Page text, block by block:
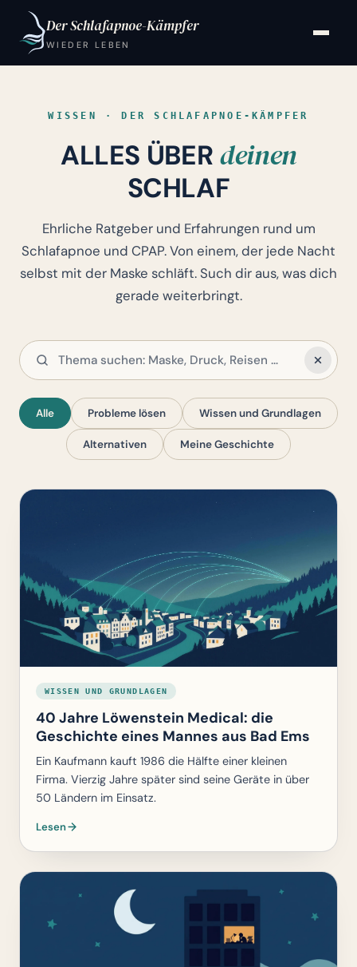
Der Schlafapnoe-Kämpfer
WIEDER LEBEN
WISSEN · DER SCHLAFAPNOE-KÄMPFER
ALLES ÜBER deinen
SCHLAF
Ehrliche Ratgeber und Erfahrungen rund um
Schlafapnoe und CPAP. Von einem, der jede Nacht
selbst mit der Maske schläft. Such dir aus, was dich
gerade weiterbringt.
Alle Probleme lösen Wissen und Grundlagen
Alternativen Meine Geschichte
WISSEN UND GRUNDLAGEN
40 Jahre Löwenstein Medical: die
Geschichte eines Mannes aus Bad Ems
Ein Kaufmann kauft 1986 die Hälfte einer kleinen
Firma. Vierzig Jahre später sind seine Geräte in über
50 Ländern im Einsatz.
Lesen